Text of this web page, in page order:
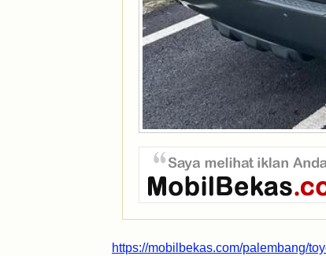
https://mobilbekas.com/palembang/